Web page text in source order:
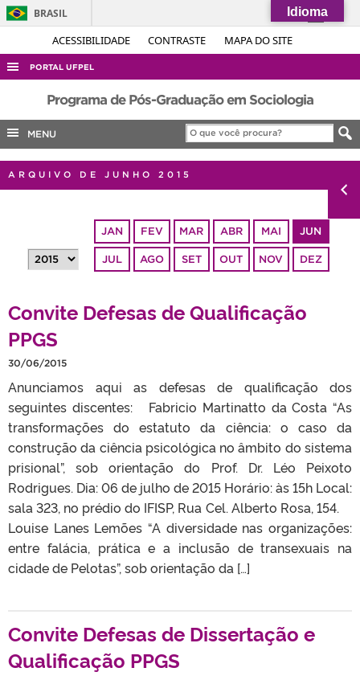
ACESSIBILIDADE CONTRASTE MAPA DO SITE
BRASIL
Simplifique!
Acesso à informação
Legislação
Canais
PORTAL UFPEL
ACESSO À INFORMAÇÃO
AUDITORIA
COBALTO
CONCURSOS
OUVIDORIA
TELEFONES
Programa de Pós-Graduação em Sociologia
MENU
ARQUIVO DE JUNHO 2015
JAN FEV MAR ABR MAI JUN
JUL AGO SET OUT NOV DEZ
Convite Defesas de Qualificação
PPGS
30/06/2015
Anunciamos aqui as defesas de qualificação dos
seguintes discentes: Fabricio Martinatto da Costa “As
transformações do estatuto da ciência: o caso da
construção da ciência psicológica no âmbito do sistema
prisional”, sob orientação do Prof. Dr. Léo Peixoto
Rodrigues. Dia: 06 de julho de 2015 Horário: às 15h Local:
sala 323, no prédio do IFISP, Rua Cel. Alberto Rosa, 154.
Louise Lanes Lemões “A diversidade nas organizações:
entre falácia, prática e a inclusão de transexuais na
cidade de Pelotas”, sob orientação da […]
Convite Defesas de Dissertação e
Qualificação PPGS
Idioma